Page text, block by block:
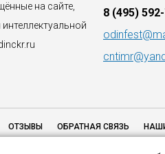
на сайте,
8 (495)
ОТЗЫВЫ ОБРАТНАЯ СВЯЗЬ